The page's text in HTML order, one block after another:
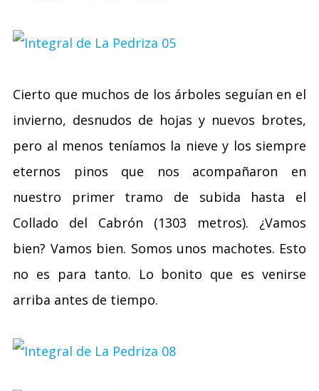
Cierto que muchos de los árboles seguían en el
invierno, desnudos de hojas y nuevos brotes,
pero al menos teníamos la nieve y los siempre
eternos pinos que nos acompañaron en
nuestro primer tramo de subida hasta el
Collado del Cabrón (1303 metros). ¿Vamos
bien? Vamos bien. Somos unos machotes. Esto
no es para tanto. Lo bonito que es venirse
arriba antes de tiempo.